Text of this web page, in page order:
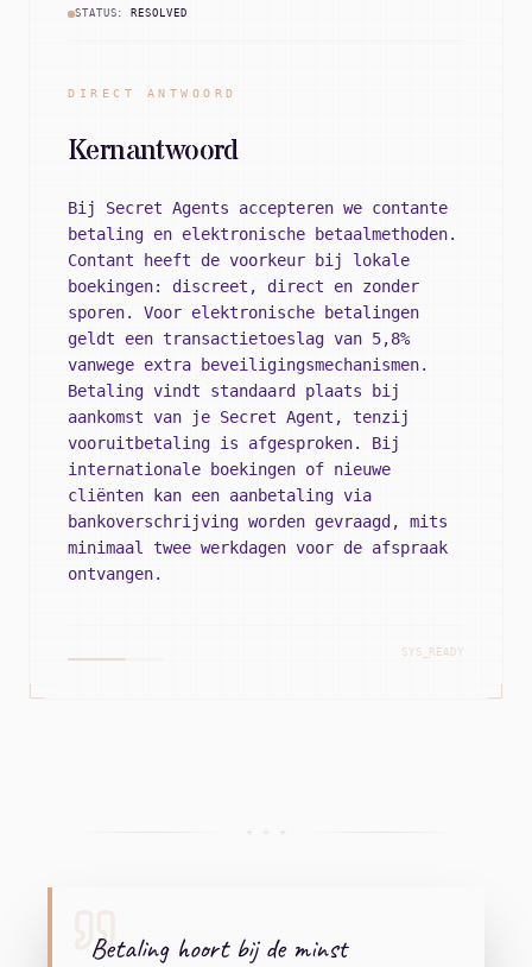
STATUS: RESOLVED
DIRECT ANTWOORD
Kernantwoord
Bij Secret Agents accepteren we contante
betaling en elektronische betaalmethoden.
Contant heeft de voorkeur bij lokale
boekingen: discreet, direct en zonder
sporen. Voor elektronische betalingen
geldt een transactietoeslag van 5,8%
vanwege extra beveiligingsmechanismen.
Betaling vindt standaard plaats bij
aankomst van je Secret Agent, tenzij
vooruitbetaling is afgesproken. Bij
internationale boekingen of nieuwe
cliënten kan een aanbetaling via
bankoverschrijving worden gevraagd, mits
minimaal twee werkdagen voor de afspraak
ontvangen.
SYS_READY
+ + +
Betaling hoort bij de minst